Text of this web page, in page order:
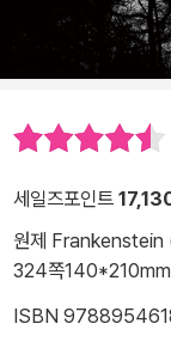
세일즈포인트
원제 Frankenstein
324쪽140*210mm
ISBN